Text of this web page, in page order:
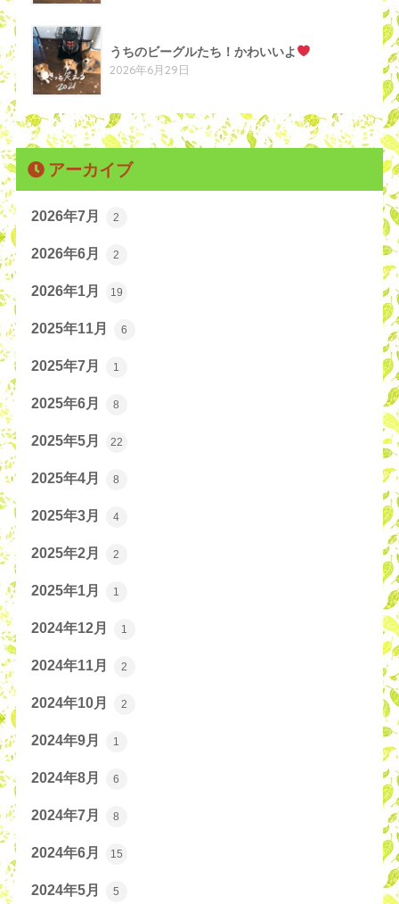
うちのビーグルたち！かわいいよ
2026年6月29日
アーカイブ
2026年7月 2
2026年6月 2
2026年1月 19
2025年11月 6
2025年7月 1
2025年6月 8
2025年5月 22
2025年4月 8
2025年3月 4
2025年2月 2
2025年1月 1
2024年12月 1
2024年11月 2
2024年10月 2
2024年9月 1
2024年8月 6
2024年7月 8
2024年6月 15
2024年5月 5